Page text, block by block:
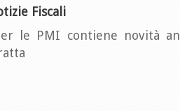
Fiscali
le PMI contiene novità